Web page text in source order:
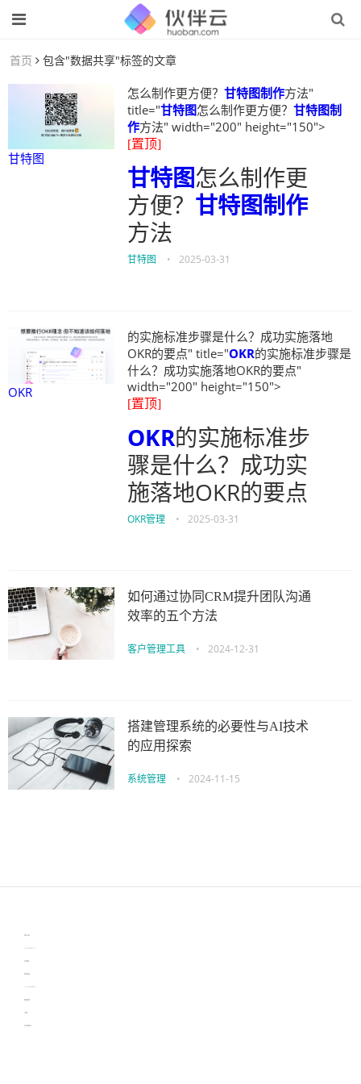
首页 包含"数据共享"标签的文章
甘特图
怎么制作更方便？ 甘特图制作方法"
title="甘特图怎么制作更方便？ 甘特图制
作方法" width="200" height="150">
[置顶]
甘特图怎么制作更
方便？ 甘特图制作
方法
甘特图 • 2025-03-31
OKR
的实施标准步骤是什么？成功实施落地
OKR的要点" title="OKR的实施标准步骤是
什么？成功实施落地OKR的要点"
width="200" height="150">
[置顶]
OKR的实施标准步
骤是什么？成功实
施落地OKR的要点
OKR管理 • 2025-03-31
如何通过协同CRM提升团队沟通
效率的五个方法
客户管理工具 • 2024-12-31
搭建管理系统的必要性与AI技术
的应用探索
系统管理 • 2024-11-15